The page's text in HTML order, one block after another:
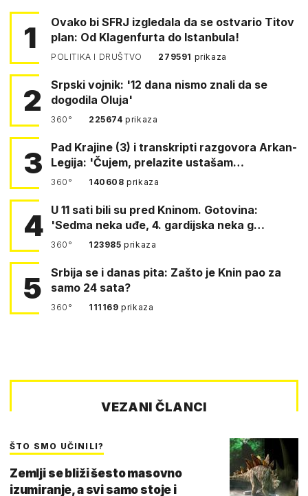
1
Ovako bi SFRJ izgledala da se ostvario Titov
plan: Od Klagenfurta do Istanbula!
POLITIKA I DRUŠTVO 279591 prikaza
2
Srpski vojnik: '12 dana nismo znali da se
dogodila Oluja'
360° 225674prikaza
3
Pad Krajine (3) i transkripti razgovora Arkan-
Legija: 'Čujem, prelazite ustašam…
360° 140608prikaza
4 U 11 sati bili su pred Kninom. Gotovina:
'Sedma neka uđe, 4. gardijska neka g…
360° 123985prikaza
5
Srbija se i danas pita: Zašto je Knin pao za
samo 24 sata?
360° 111169prikaza
VEZANI ČLANCI
ŠTO SMO UČINILI?
Zemlji se bliži šesto masovno
izumiranje, a svi samo stoje i